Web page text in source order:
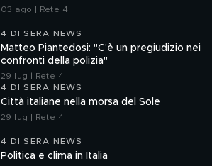
03 ago | Rete 4
4 DI SERA NEWS
Matteo Piantedosi: "C'è un pregiudizio nei
confronti della polizia"
29 lug | Rete 4
4 DI SERA NEWS
Città italiane nella morsa del Sole
29 lug | Rete 4
4 DI SERA NEWS
Politica e clima in Italia